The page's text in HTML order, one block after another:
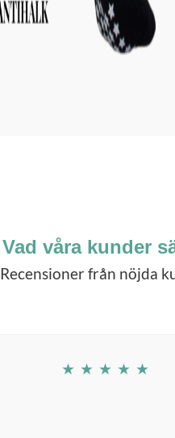
Vad våra kunder
Recensioner från nöjda
★ ★ ★ ★ ★